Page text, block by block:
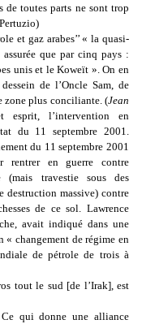
de toutes parts ne sont trop
et gaz arabes’’ « la quasi-
que par cinq pays :
unis et le Koweït ». On en
de l’Oncle Sam, de
zone plus conciliante. (Jean
esprit, l’intervention en
du 11 septembre 2001.
du 11 septembre 2001
rentrer en guerre contre
travestie sous des
destruction massive) contre
de ce sol. Lawrence
avait indiqué dans une
« changement de régime en
de pétrole de trois à
tout le sud [de l’Irak], est
qui donne une alliance